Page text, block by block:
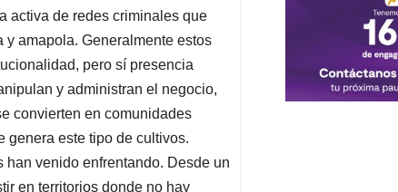
activa de redes criminales que
amapola. Generalmente estos
pero sí presencia
y administran el negocio,
convierten en comunidades
genera este tipo de cultivos.
venido enfrentando. Desde un
en territorios donde no hay